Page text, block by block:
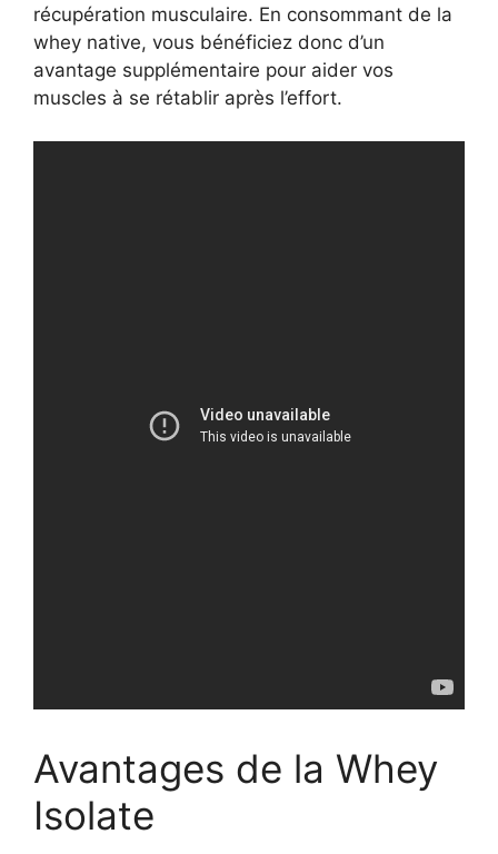
récupération musculaire. En consommant de la
whey native, vous bénéficiez donc d’un
avantage supplémentaire pour aider vos
muscles à se rétablir après l’effort.
Avantages de la Whey
Isolate